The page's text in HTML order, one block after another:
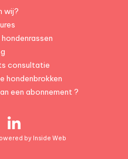
wij?
consultatie
hondenbrokken
een abonnement ?
by Inside Web